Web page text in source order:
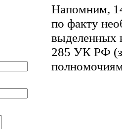
Напомним,
по факту
выделенных
285 УК РФ